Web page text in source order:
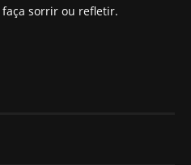
sorrir ou refletir.